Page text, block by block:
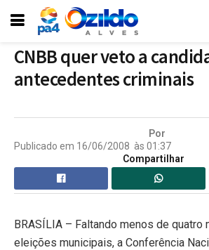
CNBB quer veto a
antecedentes criminais
Por
Publicado em 16/06/2008 às 01:37
Compartilhar
BRASÍLIA – Faltando menos de quatro
eleições municipais, a Conferência